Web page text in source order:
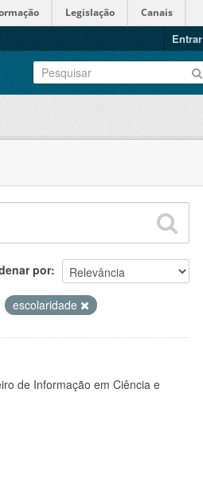
Legislação Canais
Entrar
por
escolaridade
de Informação em Ciência e